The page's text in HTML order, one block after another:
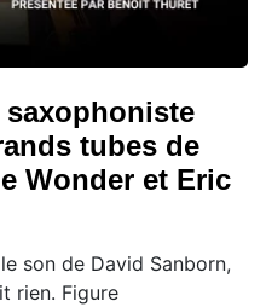
saxophoniste
tubes de
Wonder et Eric
son de David Sanborn,
rien. Figure